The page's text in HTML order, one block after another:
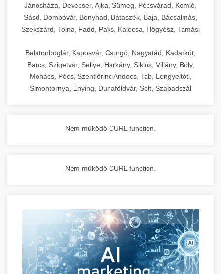
Jánosháza, Devecser, Ajka, Sümeg, Pécsvárad, Komló,
Sásd, Dombóvár, Bonyhád, Bátaszék, Baja, Bácsalmás,
Szekszárd, Tolna, Fadd, Paks, Kalocsa, Hőgyész, Tamási
Balatonboglár, Kaposvár, Csurgó, Nagyatád, Kadarkút,
Barcs, Szigetvár, Sellye, Harkány, Siklós, Villány, Bóly,
Mohács, Pécs, Szentlőrinc Andocs, Tab, Lengyeltóti,
Simontornya, Enying, Dunaföldvár, Solt, Szabadszál
Nem működő CURL function.
Nem működő CURL function.